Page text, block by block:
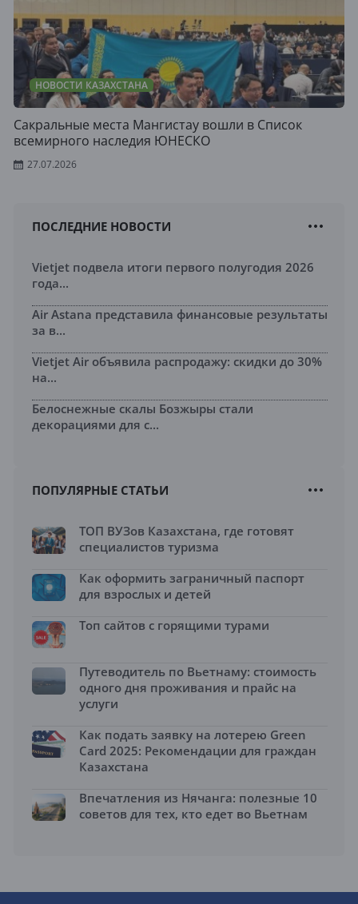
НОВОСТИ КАЗАХСТАНА
Сакральные места Мангистау вошли в Список
всемирного наследия ЮНЕСКО
27.07.2026
ПОСЛЕДНИЕ НОВОСТИ
Vietjet подвела итоги первого полугодия 2026
года...
Air Astana представила финансовые результаты
за в...
Vietjet Air объявила распродажу: скидки до 30%
на...
Белоснежные скалы Бозжыры стали
декорациями для с...
ПОПУЛЯРНЫЕ СТАТЬИ
ТОП ВУЗов Казахстана, где готовят
специалистов туризма
Как оформить заграничный паспорт
для взрослых и детей
Топ сайтов с горящими турами
Путеводитель по Вьетнаму: стоимость
одного дня проживания и прайс на
услуги
Как подать заявку на лотерею Green
Card 2025: Рекомендации для граждан
Казахстана
Впечатления из Нячанга: полезные 10
советов для тех, кто едет во Вьетнам